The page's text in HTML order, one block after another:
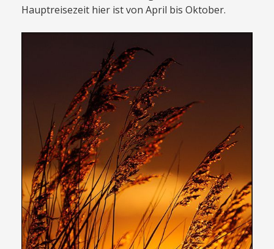
Hauptreisezeit hier ist von April bis Oktober.